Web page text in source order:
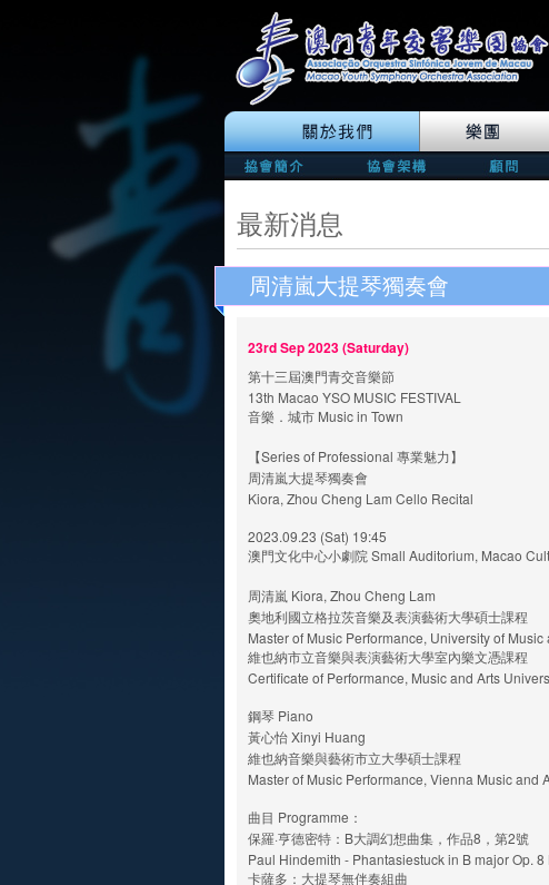
最新消息
周清嵐大提琴獨奏會
23rd Sep 2023 (Saturday)
第十三屆澳門青交音樂節
13th Macao YSO MUSIC FESTIVAL
音樂．城市 Music in Town
【Series of Professional 專業魅力】
周清嵐大提琴獨奏會
Kiora, Zhou Cheng Lam Cello Recital
2023.09.23 (Sat) 19:45
澳門文化中心小劇院 Small Auditorium, Macao
周清嵐 Kiora, Zhou Cheng Lam
奧地利國立格拉茨音樂及表演藝術大學碩士課程
Master of Music Performance, University of
維也納市立音樂與表演藝術大學室內樂文憑課程
Certificate of Performance, Music and Arts
鋼琴 Piano
黃心怡 Xinyi Huang
維也納音樂與藝術市立大學碩士課程
Master of Music Performance, Vienna Music and
曲目 Programme：
保羅·亨德密特：B大調幻想曲集，作品8，第2號
Paul Hindemith - Phantasiestuck in B major Op. 8
卡薩多：大提琴無伴奏組曲